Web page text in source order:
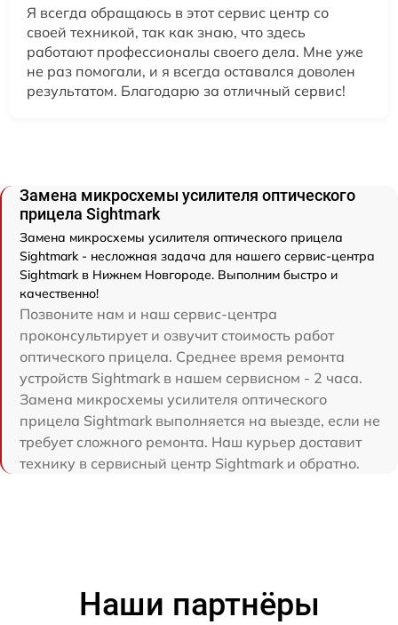
Я всегда обращаюсь в этот сервис центр со
своей техникой, так как знаю, что здесь
работают профессионалы своего дела. Мне уже
не раз помогали, и я всегда оставался доволен
результатом. Благодарю за отличный сервис!
Замена микросхемы усилителя оптического
прицела Sightmark
Замена микросхемы усилителя оптического прицела
Sightmark - несложная задача для нашего сервис-центра
Sightmark в Нижнем Новгороде. Выполним быстро и
качественно!
Позвоните нам и наш сервис-центра
проконсультирует и озвучит стоимость работ
оптического прицела. Среднее время ремонта
устройств Sightmark в нашем сервисном - 2 часа.
Замена микросхемы усилителя оптического
прицела Sightmark выполняется на выезде, если не
требует сложного ремонта. Наш курьер доставит
технику в сервисный центр Sightmark и обратно.
Наши партнёры